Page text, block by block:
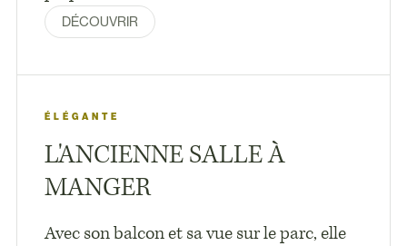
DÉCOUVRIR
ÉLÉGANTE
L'ANCIENNE SALLE À
MANGER
Avec son balcon et sa vue sur le parc, elle